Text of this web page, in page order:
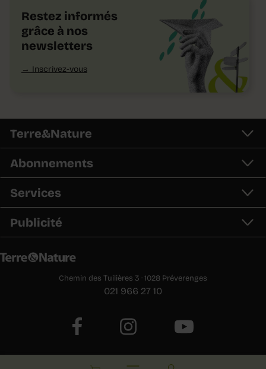
Restez informés
grâce à nos
newsletters
Inscrivez-vous
Terre&Nature
Abonnements
Services
Publicité
Chemin des Tuilières 3 · 1028 Préverenges
021 966 27 10